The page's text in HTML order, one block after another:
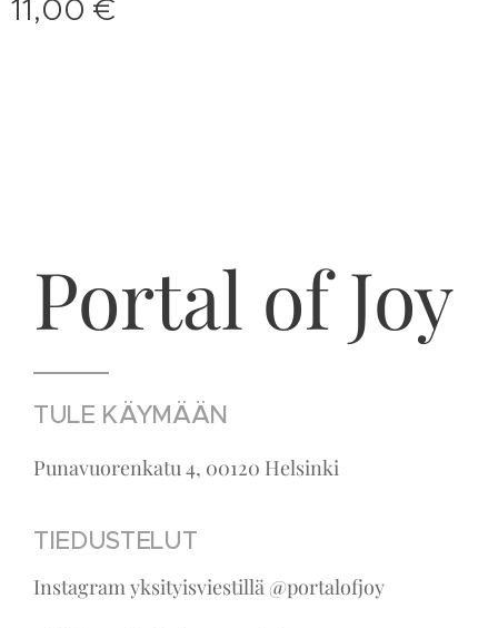
11,00 €
Portal of Joy
TULE KÄYMÄÄN
Punavuorenkatu 4, 00120 Helsinki
TIEDUSTELUT
Instagram yksityisviestillä @portalofjoy